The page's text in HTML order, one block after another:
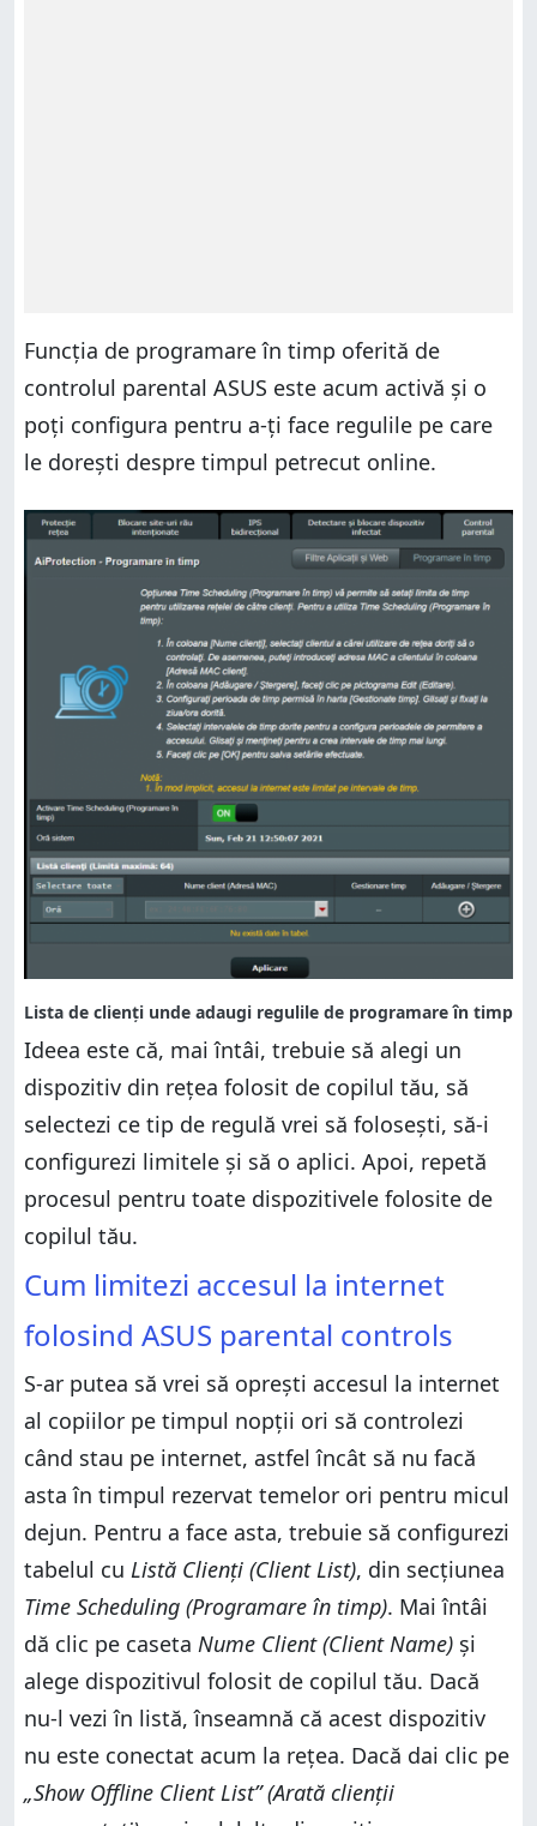
Funcția de programare în timp oferită de
controlul parental ASUS este acum activă și o
poți configura pentru a-ți face regulile pe care
le dorești despre timpul petrecut online.
Ideea este că, mai întâi, trebuie să alegi un
dispozitiv din rețea folosit de copilul tău, să
selectezi ce tip de regulă vrei să folosești, să-i
configurezi limitele și să o aplici. Apoi, repetă
procesul pentru toate dispozitivele folosite de
copilul tău.
Cum limitezi accesul la internet
folosind ASUS parental controls
S-ar putea să vrei să oprești accesul la internet
al copiilor pe timpul nopții ori să controlezi
când stau pe internet, astfel încât să nu facă
asta în timpul rezervat temelor ori pentru micul
dejun. Pentru a face asta, trebuie să configurezi
tabelul cu Listă Clienți (Client List), din secțiunea
Time Scheduling (Programare în timp). Mai întâi
dă clic pe caseta Nume Client (Client Name) și
alege dispozitivul folosit de copilul tău. Dacă
nu-l vezi în listă, înseamnă că acest dispozitiv
nu este conectat acum la rețea. Dacă dai clic pe
„Show Offline Client List” (Arată clienții